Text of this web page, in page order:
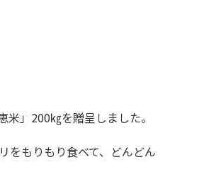
」200㎏を贈呈しました。
をもりもり食べて、どんどん